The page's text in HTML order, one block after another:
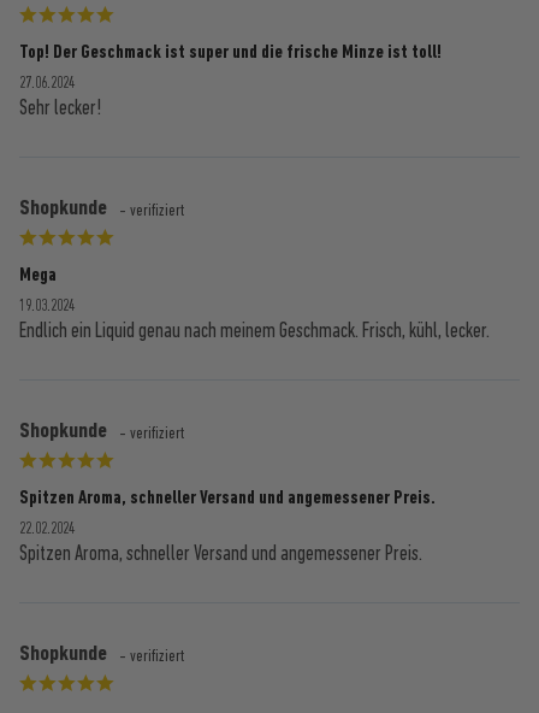
Top! Der Geschmack ist super und die frische Minze ist toll!
27.06.2024
Sehr lecker!
Shopkunde - verifiziert
Mega
19.03.2024
Endlich ein Liquid genau nach meinem Geschmack. Frisch, kühl, lecker.
Shopkunde - verifiziert
Spitzen Aroma, schneller Versand und angemessener Preis.
22.02.2024
Spitzen Aroma, schneller Versand und angemessener Preis.
Shopkunde - verifiziert